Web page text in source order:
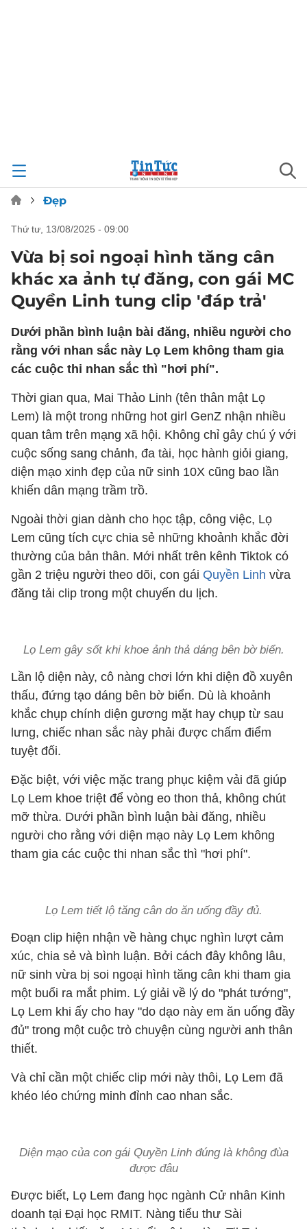
Đẹp
thứ tư, 13/08/2025 - 09:00
Vừa bị soi ngoại hình tăng cân
khác xa ảnh tự đăng, con gái MC
Quyền Linh tung clip 'đáp trả'
Dưới phần bình luận bài đăng, nhiều người cho
rằng với nhan sắc này Lọ Lem không tham gia
các cuộc thi nhan sắc thì "hơi phí".
Thời gian qua, Mai Thảo Linh (tên thân mật Lọ
Lem) là một trong những hot girl GenZ nhận nhiều
quan tâm trên mạng xã hội. Không chỉ gây chú ý với
cuộc sống sang chảnh, đa tài, học hành giỏi giang,
diện mạo xinh đẹp của nữ sinh 10X cũng bao lần
khiến dân mạng trầm trồ.
Ngoài thời gian dành cho học tập, công việc, Lọ
Lem cũng tích cực chia sẻ những khoảnh khắc đời
thường của bản thân. Mới nhất trên kênh Tiktok có
gần 2 triệu người theo dõi, con gái Quyền Linh vừa
đăng tải clip trong một chuyến du lịch.
Lọ Lem gây sốt khi khoe ảnh thả dáng bên bờ biển.
Lần lộ diện này, cô nàng chơi lớn khi diện đồ xuyên
thấu, đứng tạo dáng bên bờ biển. Dù là khoảnh
khắc chụp chính diện gương mặt hay chụp từ sau
lưng, chiếc nhan sắc này phải được chấm điểm
tuyệt đối.
Đặc biệt, với việc mặc trang phục kiệm vải đã giúp
Lọ Lem khoe triệt để vòng eo thon thả, không chút
mỡ thừa. Dưới phần bình luận bài đăng, nhiều
người cho rằng với diện mạo này Lọ Lem không
tham gia các cuộc thi nhan sắc thì "hơi phí".
Lọ Lem tiết lộ tăng cân do ăn uống đầy đủ.
Đoạn clip hiện nhận về hàng chục nghìn lượt cảm
xúc, chia sẻ và bình luận. Bởi cách đây không lâu,
nữ sinh vừa bị soi ngoại hình tăng cân khi tham gia
một buổi ra mắt phim. Lý giải về lý do "phát tướng",
Lọ Lem khi ấy cho hay "do dạo này em ăn uống đầy
đủ" trong một cuộc trò chuyện cùng người anh thân
thiết.
Và chỉ cần một chiếc clip mới này thôi, Lọ Lem đã
khéo léo chứng minh đỉnh cao nhan sắc.
Diện mạo của con gái Quyền Linh đúng là không đùa
được đâu
Được biết, Lọ Lem đang học ngành Cử nhân Kinh
doanh tại Đại học RMIT. Nàng tiểu thư Sài